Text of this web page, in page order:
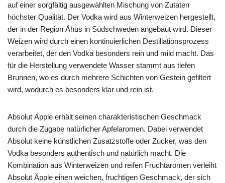
auf einer sorgfältig ausgewählten Mischung von Zutaten
höchster Qualität. Der Vodka wird aus Winterweizen hergestellt,
der in der Region Åhus in Südschweden angebaut wird. Dieser
Weizen wird durch einen kontinuierlichen Destillationsprozess
verarbeitet, der den Vodka besonders rein und mild macht. Das
für die Herstellung verwendete Wasser stammt aus tiefen
Brunnen, wo es durch mehrere Schichten von Gestein gefiltert
wird, wodurch es besonders klar und rein ist.
Absolut Äpple erhält seinen charakteristischen Geschmack
durch die Zugabe natürlicher Apfelaromen. Dabei verwendet
Absolut keine künstlichen Zusatzstoffe oder Zucker, was den
Vodka besonders authentisch und natürlich macht. Die
Kombination aus Winterweizen und reifen Fruchtaromen verleiht
Absolut Äpple einen weichen, fruchtigen Geschmack, der sich